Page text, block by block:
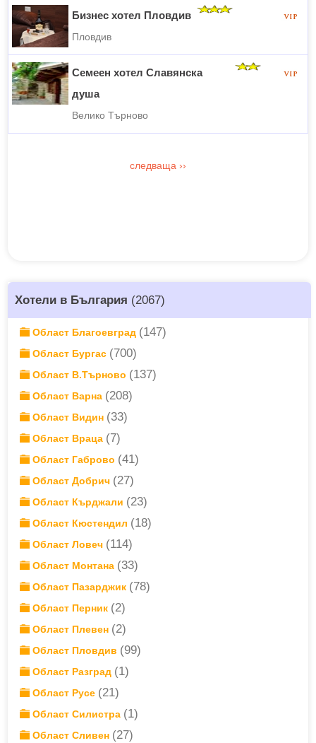
Хотели в България (2067)
Област Благоевград (147)
Област Бургас (700)
Област В.Търново (137)
Област Варна (208)
Област Видин (33)
Област Враца (7)
Област Габрово (41)
Област Добрич (27)
Област Кърджали (23)
Област Кюстендил (18)
Област Ловеч (114)
Област Монтана (33)
Област Пазарджик (78)
Област Перник (2)
Област Плевен (2)
Област Пловдив (99)
Област Разград (1)
Област Русе (21)
Област Силистра (1)
Област Сливен (27)
Бизнес хотел Пловдив
Пловдив
Семеен хотел Славянска
душа
Велико Търново
следваща ››